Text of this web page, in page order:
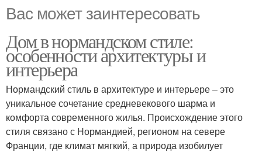
Вас может заинтересовать
Дом в нормандском стиле:
особенности архитектуры и
интерьера
Нормандский стиль в архитектуре и интерьере – это
уникальное сочетание средневекового шарма и
комфорта современного жилья. Происхождение этого
стиля связано с Нормандией, регионом на севере
Франции, где климат мягкий, а природа изобилует